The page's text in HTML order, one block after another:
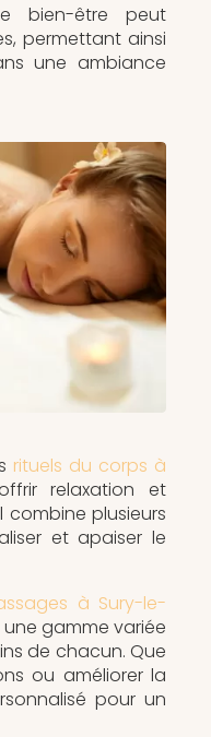
bien-être peut
permettant ainsi
une ambiance
rituels du corps à
relaxation et
plusieurs
et apaiser le
à Sury-le-
gamme variée
de chacun. Que
ou améliorer la
pour un